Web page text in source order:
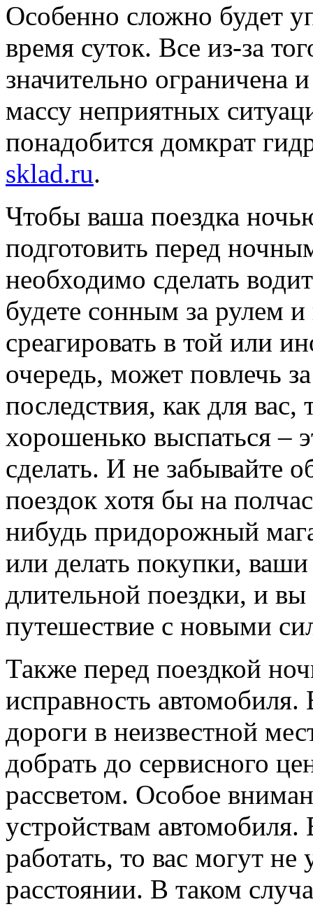
Особенно сложно будет
время суток. Все из-за
значительно ограничена
массу неприятных
понадобится домкрат
sklad.ru.
Чтобы ваша поездка
подготовить перед
необходимо сделать
будете сонным за рулем
среагировать в той или
очередь, может повлечь
последствия, как для
хорошенько выспаться –
сделать. И не забывайте
поездок хотя бы на
нибудь придорожный
или делать покупки, ваши
длительной поездки, и
путешествие с новыми
Также перед поездкой
исправность
дороги в неизвестной
добрать до сервисного
рассветом. Особое
устройствам
работать, то вас могут
расстоянии. В таком